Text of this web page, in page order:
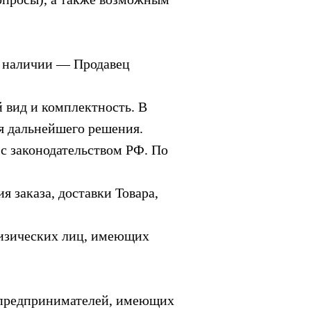
— Продавец
и комплектность. В
дальнейшего решения.
законодательством РФ. По
доставки Товара,
лиц, имеющих
имеющих